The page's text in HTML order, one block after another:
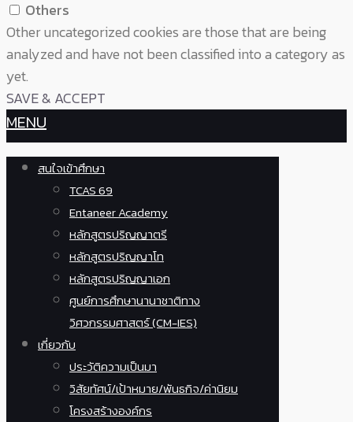
Others
Other uncategorized cookies are those that are being
analyzed and have not been classified into a category as
yet.
SAVE & ACCEPT
MENU
สนใจเข้าศึกษา
TCAS 69
Entaneer Academy
หลักสูตรปริญญาตรี
หลักสูตรปริญญาโท
หลักสูตรปริญญาเอก
ศูนย์การศึกษานานาชาติทาง
วิศวกรรมศาสตร์ (CM-IES)
เกี่ยวกับ
ประวัติความเป็นมา
วิสัยทัศน์/เป้าหมาย/พันธกิจ/ค่านิยม
โครงสร้างองค์กร